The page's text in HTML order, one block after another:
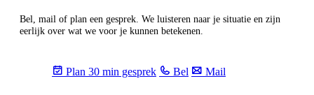
Bel, mail of plan een gesprek. We luisteren naar je situatie en zijn
eerlijk over wat we voor je kunnen betekenen.
Plan 30 min gesprek Bel Mail